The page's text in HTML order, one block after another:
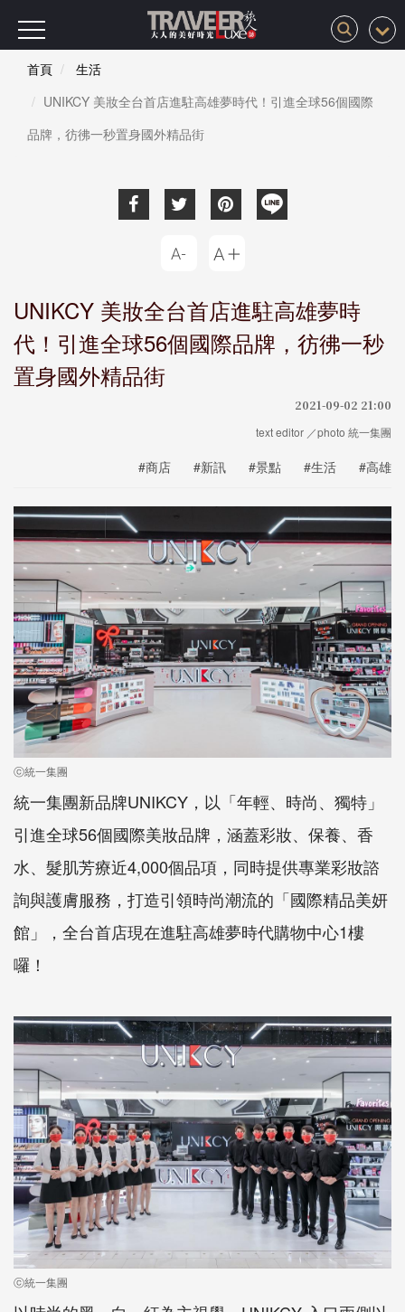
首頁
生活
UNIKCY 美妝全台首店進駐高雄夢時代！引進全球56個國際
品牌，彷彿一秒置身國外精品街
UNIKCY 美妝全台首店進駐高雄夢時
代！引進全球56個國際品牌，彷彿一秒
置身國外精品街
2021-09-02 21:00
text editor ／photo 統一集團
#商店 #新訊 #景點 #生活 #高雄
ⓒ統一集團
統一集團新品牌UNIKCY，以「年輕、時尚、獨特」
引進全球56個國際美妝品牌，涵蓋彩妝、保養、香
水、髮肌芳療近4,000個品項，同時提供專業彩妝諮
詢與護膚服務，打造引領時尚潮流的「國際精品美妍
館」，全台首店現在進駐高雄夢時代購物中心1樓
囉！
ⓒ統一集團